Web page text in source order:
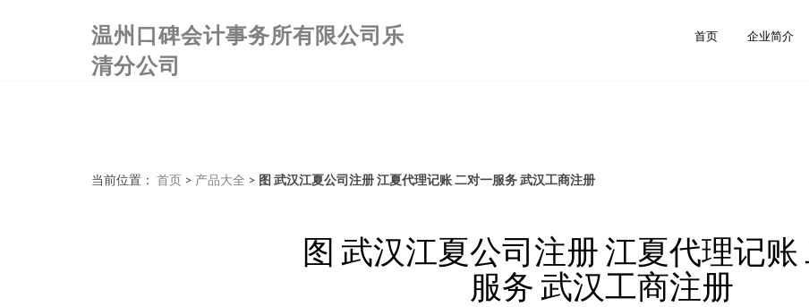
温州口碑会计事务所有限公司乐
清分公司
首页 企业简介
当前位置： 首页 > 产品大全 > 图 武汉江夏公司注册 江夏代理记账 二对一服务 武汉工商注册
图 武汉江夏公司注册 江夏代理记账
服务 武汉工商注册